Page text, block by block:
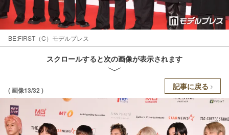
BE:FIRST（C）モデルプレス
スクロールすると次の画像が表示されます
( 画像13/32 ) 記事に戻る